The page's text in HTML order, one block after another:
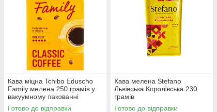
Кава міцна Tchibo Eduscho
Family мелена 250 грамів у
вакуумному пакованні
Готово до відправки
Кава мелена Stefano
Львівська Королівська 230
грамів
Готово до відправки